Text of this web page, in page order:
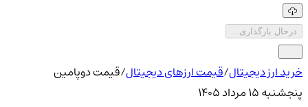
درحال بارگذاری...
خرید ارز دیجیتال/قیمت ارزهای دیجیتال/قیمت دوپامین
پنجشنبه ۱۵ مرداد ۱۴۰۵